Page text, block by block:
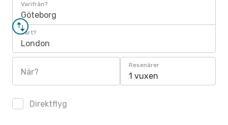
Varifrån?
Göteborg
Vart?
London
När?
Resenärer
1 vuxen
Direktflyg